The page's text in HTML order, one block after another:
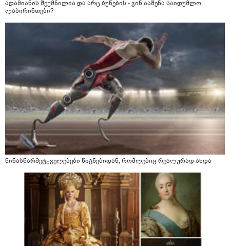
ადამიანის შექმნილია და არც ბუნების - ვინ ააშენა საიდუმლო
ლაბირინთები?
წინასწარმეტყველებები წიგნებიდან, რომლებიც რეალურად ახდა